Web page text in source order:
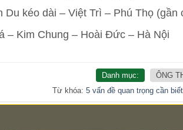
kéo dài – Việt Trì – Phú Thọ (gần
– Kim Chung – Hoài Đức – Hà Nội
Danh mục:
ÔNG
Từ khóa: 5 vấn đề quan trọng cần